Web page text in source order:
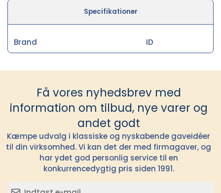
Specifikationer
Brand ID
Få vores nyhedsbrev med
information om tilbud, nye varer og
andet godt
Kæmpe udvalg i klassiske og nyskabende gaveidéer
til din virksomhed. Vi kan det der med firmagaver, og
har ydet god personlig service til en
konkurrencedygtig pris siden 1991.